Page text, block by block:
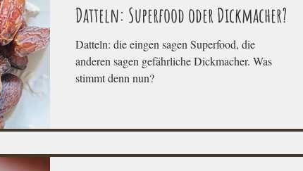
Datteln: Superfood oder Dickmacher?
Datteln: die eingen sagen Superfood, die
anderen sagen gefährliche Dickmacher. Was
stimmt denn nun?